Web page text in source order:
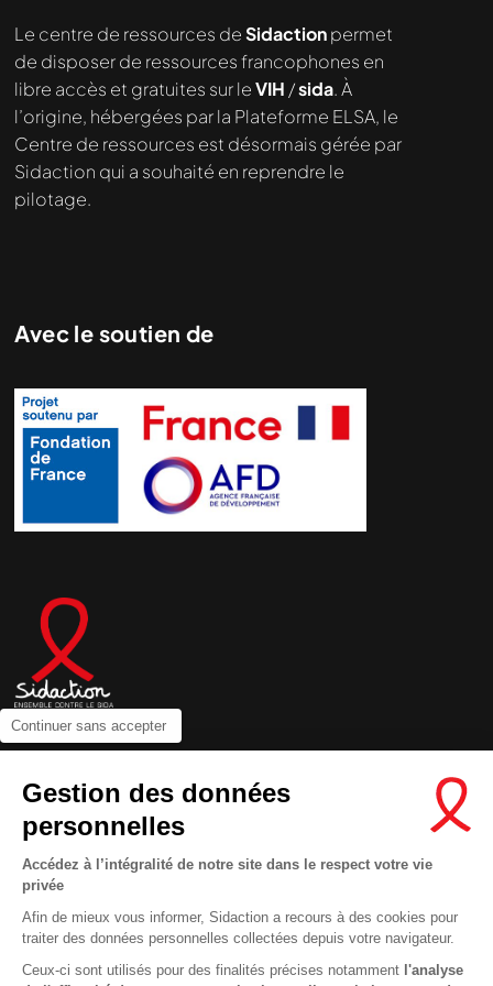
Continuer sans accepter
Gestion des données
personnelles
Accédez à l’intégralité de notre site dans le respect votre vie
privée
Afin de mieux vous informer, Sidaction a recours à des cookies pour
traiter des données personnelles collectées depuis votre navigateur.
Ceux-ci sont utilisés pour des finalités précises notamment l'analyse
Le centre de ressources deSidactionpermet
de disposer de ressources francophones en
libre accès et gratuites sur leVIH /sida. À
l’origine, hébergées par la Plateforme ELSA, le
Centre de ressources est désormais gérée par
Sidaction qui a souhaité en reprendre le
pilotage.
Avec le soutien de
Newsletter
Nous suivre sur les réseaux :
MENTIONS LÉGALES